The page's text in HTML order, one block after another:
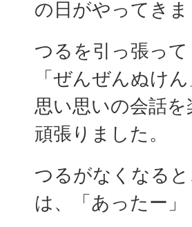
の日がやってきま
つるを引っ張っ
「ぜんぜんぬけ
思い思いの会話
頑張りました。
つるがなくなる
は、「あったー